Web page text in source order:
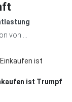
von ...
ist Trumpf